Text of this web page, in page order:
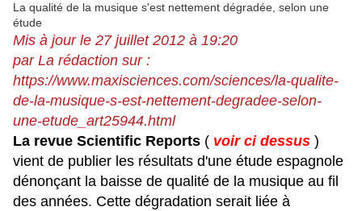
La qualité de la musique s'est nettement dégradée, selon une
étude
Mis à jour le 27 juillet 2012 à 19:20
par La rédaction sur :
https://www.maxisciences.com/sciences/la-qualite-
de-la-musique-s-est-nettement-degradee-selon-
une-etude_art25944.html
La revue Scientific Reports ( voir ci dessus )
vient de publier les résultats d'une étude espagnole
dénonçant la baisse de qualité de la musique au fil
des années. Cette dégradation serait liée à